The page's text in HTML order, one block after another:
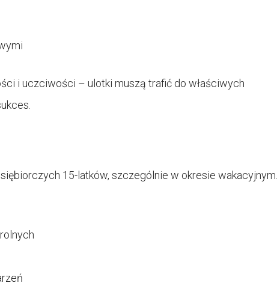
i uczciwości – ulotki muszą trafić do właściwych
15-latków, szczególnie w okresie wakacyjnym.